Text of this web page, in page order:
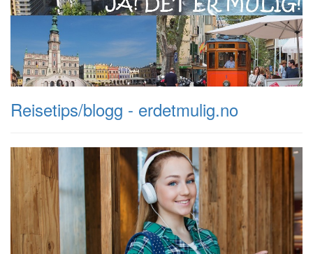
Reisetips/blogg - erdetmulig.no